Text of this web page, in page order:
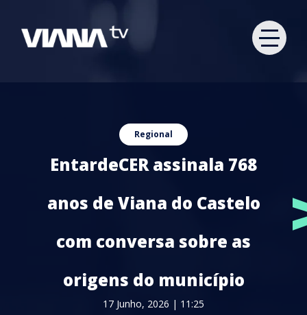
Regional
EntardeCER assinala 768
anos de Viana do Castelo
com conversa sobre as
origens do município
17 Junho, 2026 | 11:25